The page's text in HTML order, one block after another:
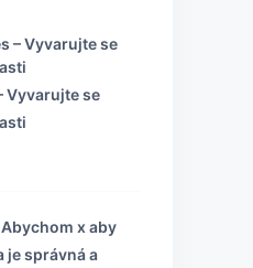
Vyvarujte se
Abychom x aby
je správná a